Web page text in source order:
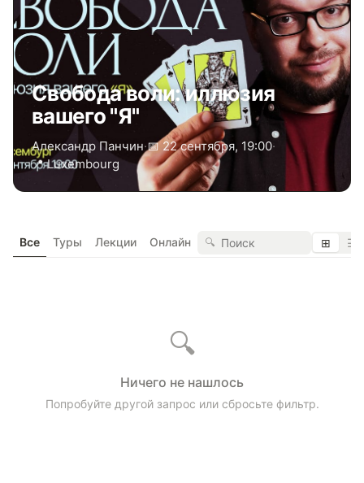
Свобода воли: иллюзия
вашего "Я"
Александр Панчин·📅 22 сентября, 19:00·
📍 Luxembourg
Все Туры Лекции Онлайн 🔍 ⊞ ☰
🔍
Ничего не нашлось
Попробуйте другой запрос или сбросьте фильтр.